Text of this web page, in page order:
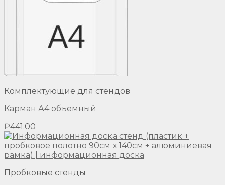
Комплектующие для стендов
Карман А4 объемный
₽441.00
Пробковые стенды